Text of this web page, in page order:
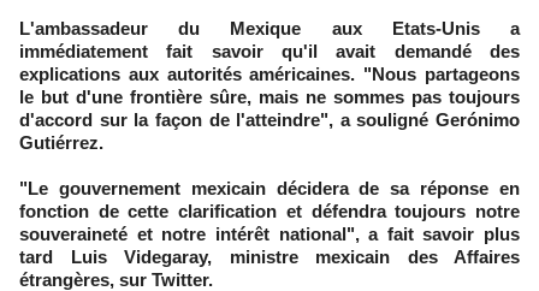
L'ambassadeur du Mexique aux Etats-Unis a
immédiatement fait savoir qu'il avait demandé des
explications aux autorités américaines. "Nous partageons
le but d'une frontière sûre, mais ne sommes pas toujours
d'accord sur la façon de l'atteindre", a souligné Gerónimo
Gutiérrez.
"Le gouvernement mexicain décidera de sa réponse en
fonction de cette clarification et défendra toujours notre
souveraineté et notre intérêt national", a fait savoir plus
tard Luis Videgaray, ministre mexicain des Affaires
étrangères, sur Twitter.